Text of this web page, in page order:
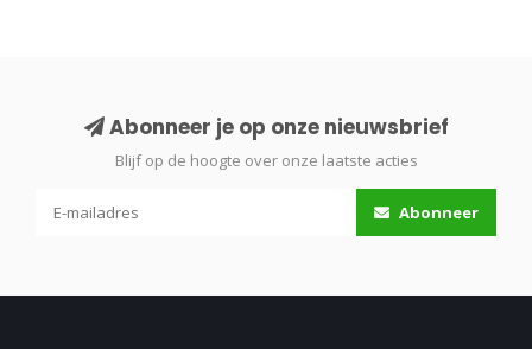
Abonneer je op onze nieuwsbrief
Blijf op de hoogte over onze laatste acties
Abonneer